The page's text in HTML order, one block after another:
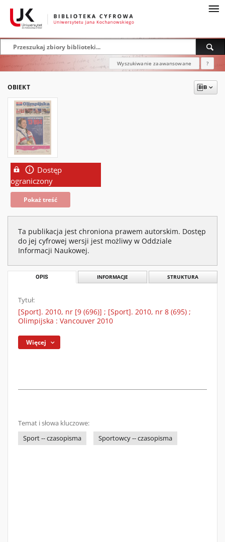
Wyszukiwanie zaawansowane ?
OBIEKT
Dostęp
ograniczony
Pokaż treść
Ta publikacja jest chroniona prawem autorskim. Dostęp
do jej cyfrowej wersji jest możliwy w Oddziale
Informacji Naukowej.
OPIS INFORMACJE STRUKTURA
Tytuł:
[Sport]. 2010, nr [9 (696)] ; [Sport]. 2010, nr 8 (695) ;
Olimpijska : Vancouver 2010
Więcej
Temat i słowa kluczowe:
Sport -- czasopisma
Sportowcy -- czasopisma